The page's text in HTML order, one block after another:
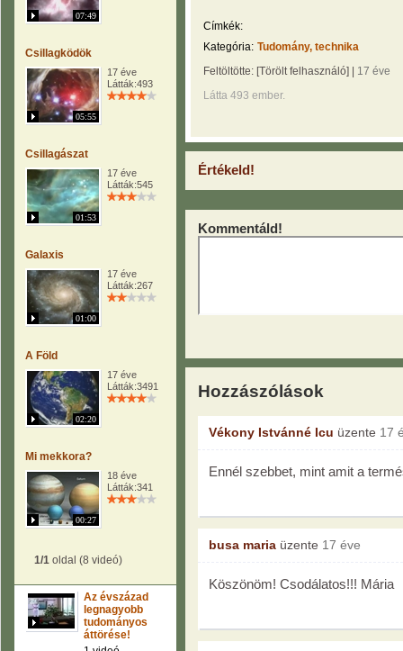
07:49
Csillagködök
05:55
17 éve
Látták:493
Csillagászat
01:53
17 éve
Látták:545
Galaxis
01:00
17 éve
Látták:267
A Föld
02:20
17 éve
Látták:3491
Mi mekkora?
00:27
18 éve
Látták:341
1/1 oldal (8 videó)
Az évszázad
legnagyobb
tudományos
áttörése!
Címkék:
Kategória: Tudomány, technika
Feltöltötte: [Törölt felhasználó]
17 éve
Látta 493 ember.
Értékeld!
Kommentáld!
Hozzászólások
Vékony Istvánné Icu üzente 17
Ennél szebbet, mint amit a
busa maria üzente 17 éve
Köszönöm! Csodálatos!!! Mária